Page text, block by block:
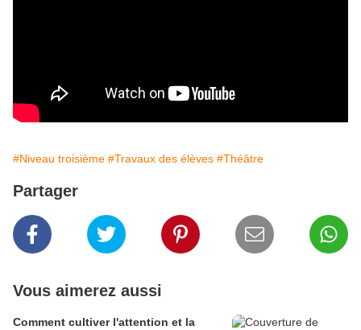
#Niveau troisième #Travaux des élèves #Théâtre
Partager
Vous aimerez aussi
Comment cultiver l'attention et la